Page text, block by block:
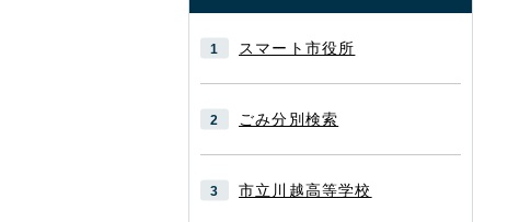
スマート市役所
ごみ分別検索
市立川越高等学校